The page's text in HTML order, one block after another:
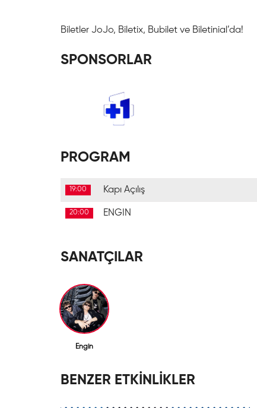
Biletler JoJo, Biletix, Bubilet ve Biletinial’da!
SPONSORLAR
PROGRAM
19:00 Kapı Açılış
20:00 ENGIN
SANATÇILAR
Engin
BENZER ETKİNLİKLER